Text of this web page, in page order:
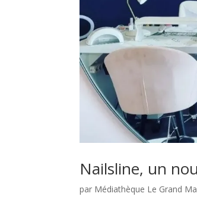
Nailsline, un
par Médiathèque Le Grand